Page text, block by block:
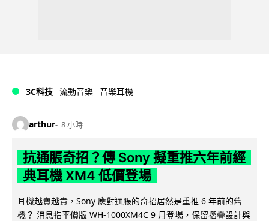
3C科技 流動音樂 音樂耳機
arthur 8 小時
抗通脹奇招？傳 Sony 擬重推六年前經
典耳機 XM4 低價登場
耳機越賣越貴，Sony 應對通脹的奇招居然是重推 6 年前的舊
機？ 消息指平價版 WH-1000XM4C 9 月登場，保留摺疊設計與